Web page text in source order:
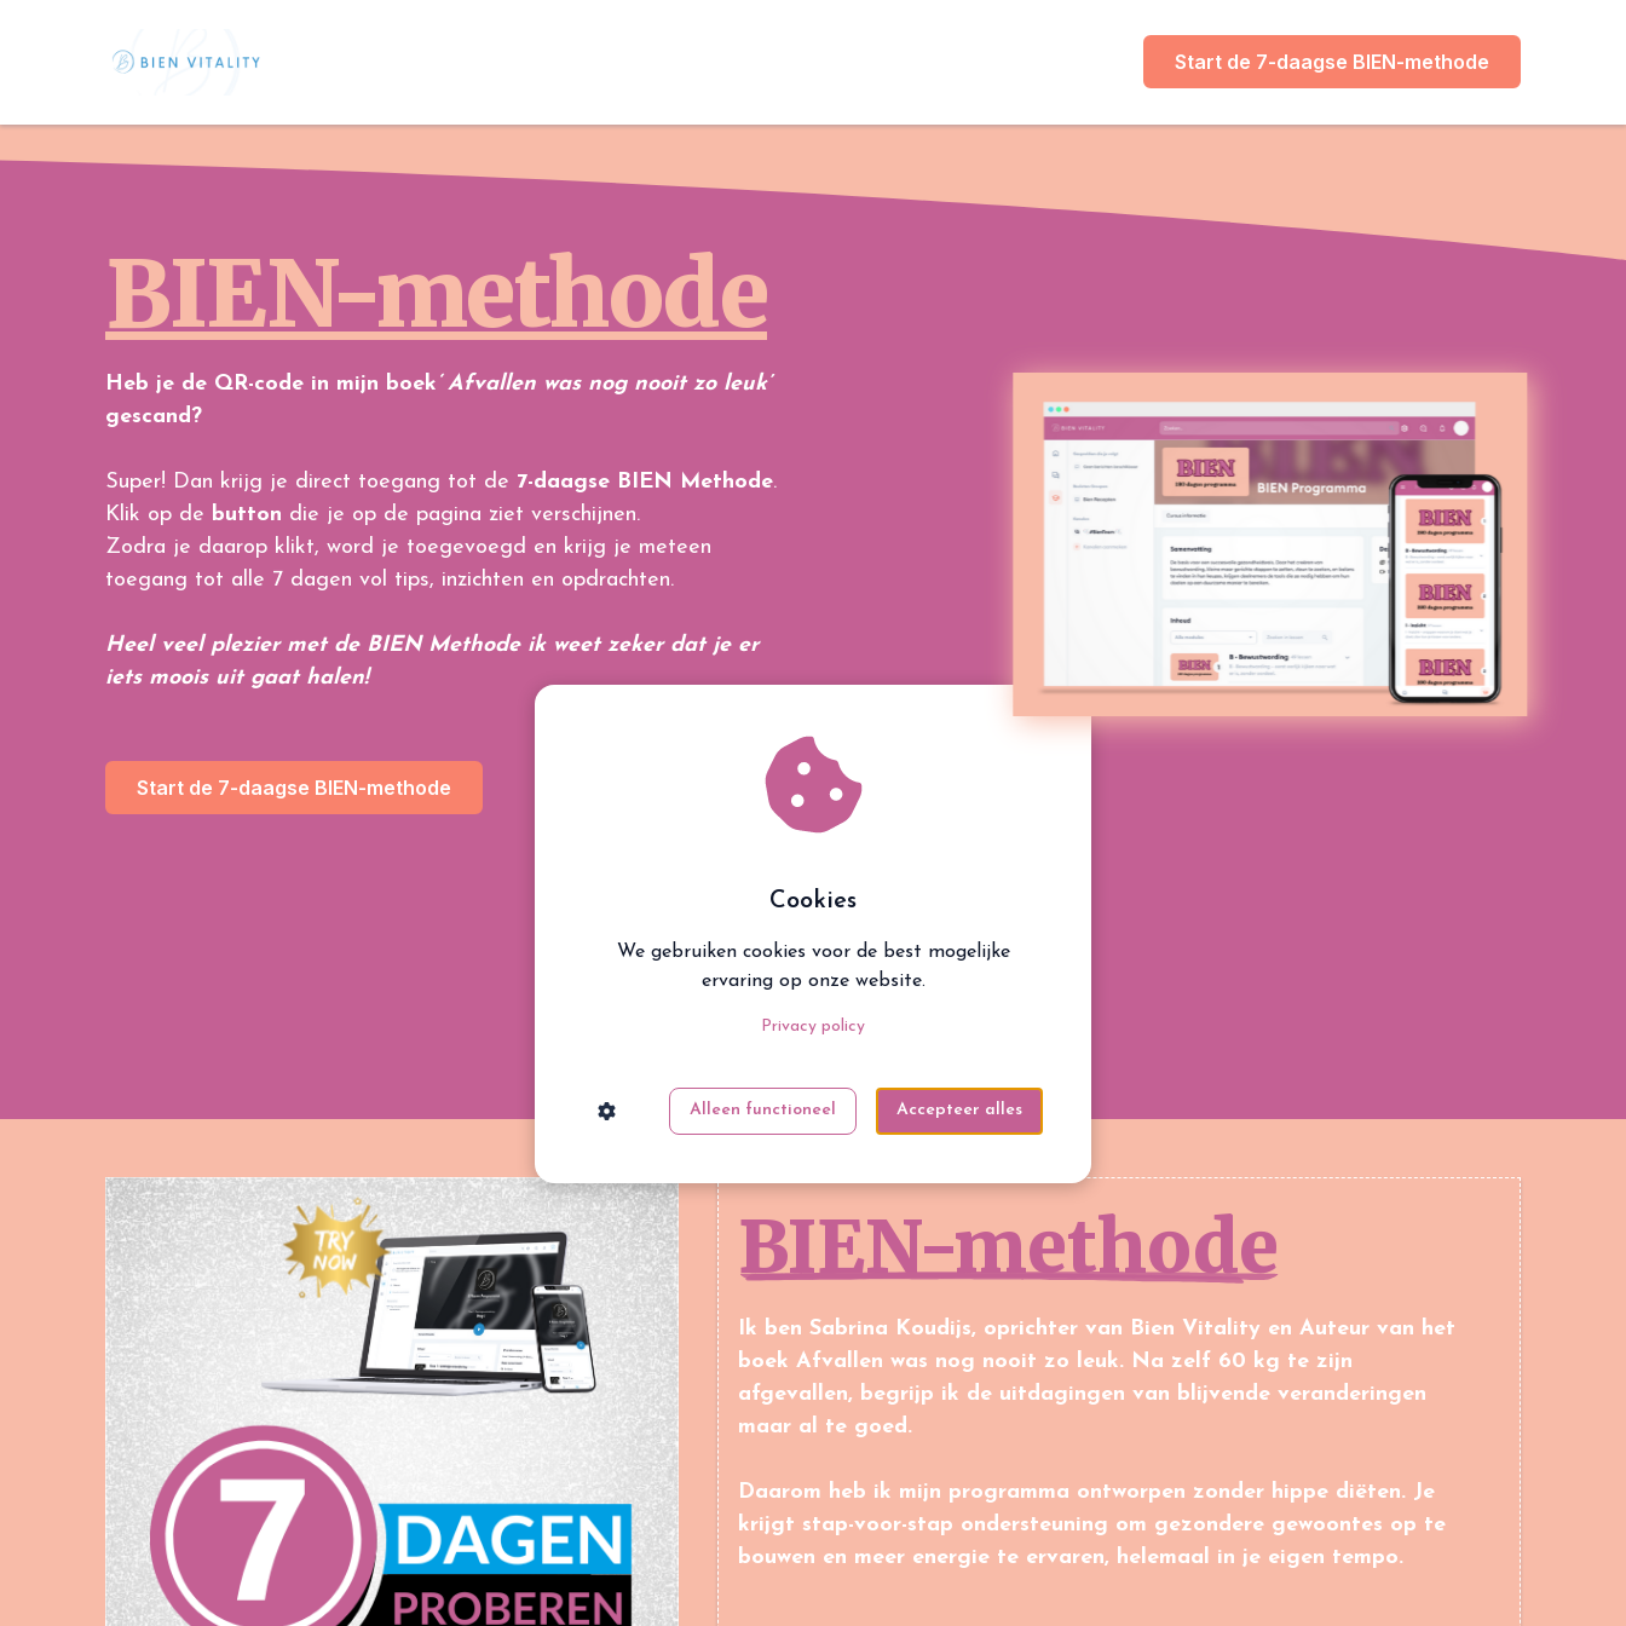
Start de 7-daagse BIEN-methode
BIEN-methode
Heb je de QR-code in mijn boek ‘ Afvallen was nog nooit zo leuk’
gescand?
Super! Dan krijg je direct toegang tot de 7-daagse BIEN Methode.
Klik op de button die je op de pagina ziet verschijnen.
Zodra je daarop klikt, word je toegevoegd en krijg je meteen
toegang tot alle 7 dagen vol tips, inzichten en opdrachten.
Heel veel plezier met de BIEN Methode ik weet zeker dat je er
iets moois uit gaat halen!
Start de 7-daagse BIEN-methode
BIEN-methode
Ik ben Sabrina Koudijs, oprichter van Bien Vitality en Auteur van het
boek Afvallen was nog nooit zo leuk. Na zelf 60 kg te zijn
afgevallen, begrijp ik de uitdagingen van blijvende veranderingen
maar al te goed.
Daarom heb ik mijn programma ontworpen zonder hippe diëten. Je
krijgt stap-voor-stap ondersteuning om gezondere gewoontes op te
bouwen en meer energie te ervaren, helemaal in je eigen tempo.
Cookies
We gebruiken cookies voor de best mogelijke
ervaring op onze website.
Privacy policy
Alleen functioneel Accepteer alles